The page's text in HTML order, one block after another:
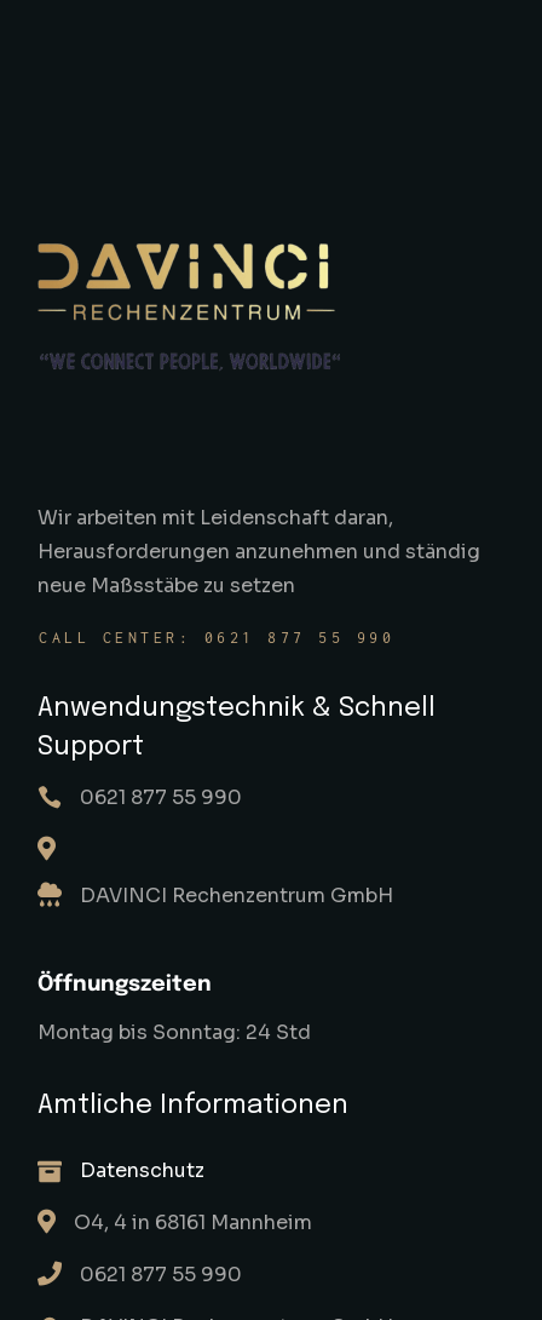
Wir arbeiten mit Leidenschaft daran,
Herausforderungen anzunehmen und ständig
neue Maßsstäbe zu setzen
CALL CENTER: 0621 877 55 990
Anwendungstechnik & Schnell
Support
0621 877 55 990
DAVINCI Rechenzentrum GmbH
Öffnungszeiten
Montag bis Sonntag: 24 Std
Amtliche Informationen
Datenschutz
O4, 4 in 68161 Mannheim
0621 877 55 990